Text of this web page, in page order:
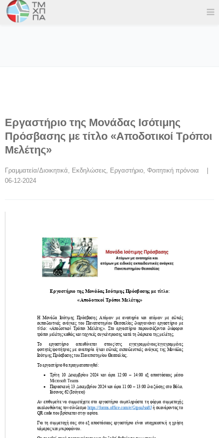
Εργαστήριο της Μονάδας Ισότιμης
Πρόσβασης με τίτλο «Αποδοτικοί Τρόποι
Μελέτης»
Γραμματεία/Διοικητικά, Εκδηλώσεις, Εργαστήριo, Φοιτητική πρόνοια
06-12-2024